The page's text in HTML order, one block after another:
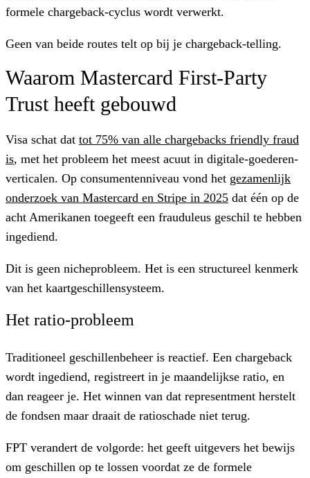
formele chargeback-cyclus wordt verwerkt.
Geen van beide routes telt op bij je chargeback-telling.
Waarom Mastercard First-Party
Trust heeft gebouwd
Visa schat dat tot 75% van alle chargebacks friendly fraud
is, met het probleem het meest acuut in digitale-goederen-
verticalen. Op consumentenniveau vond het gezamenlijk
onderzoek van Mastercard en Stripe in 2025 dat één op de
acht Amerikanen toegeeft een frauduleus geschil te hebben
ingediend.
Dit is geen nicheprobleem. Het is een structureel kenmerk
van het kaartgeschillensysteem.
Het ratio-probleem
Traditioneel geschillenbeheer is reactief. Een chargeback
wordt ingediend, registreert in je maandelijkse ratio, en
dan reageer je. Het winnen van dat representment herstelt
de fondsen maar draait de ratioschade niet terug.
FPT verandert de volgorde: het geeft uitgevers het bewijs
om geschillen op te lossen voordat ze de formele